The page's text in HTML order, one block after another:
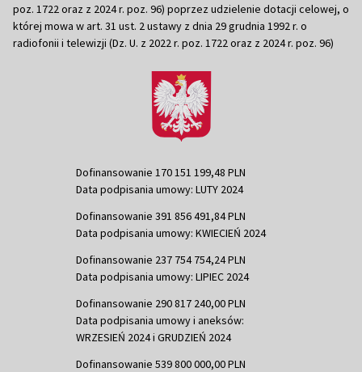
poz. 1722 oraz z 2024 r. poz. 96) poprzez udzielenie dotacji celowej, o
której mowa w art. 31 ust. 2 ustawy z dnia 29 grudnia 1992 r. o
radiofonii i telewizji (Dz. U. z 2022 r. poz. 1722 oraz z 2024 r. poz. 96)
Dofinansowanie 170 151 199,48 PLN
Data podpisania umowy: LUTY 2024
Dofinansowanie 391 856 491,84 PLN
Data podpisania umowy: KWIECIEŃ 2024
Dofinansowanie 237 754 754,24 PLN
Data podpisania umowy: LIPIEC 2024
Dofinansowanie 290 817 240,00 PLN
Data podpisania umowy i aneksów:
WRZESIEŃ 2024 i GRUDZIEŃ 2024
Dofinansowanie 539 800 000,00 PLN